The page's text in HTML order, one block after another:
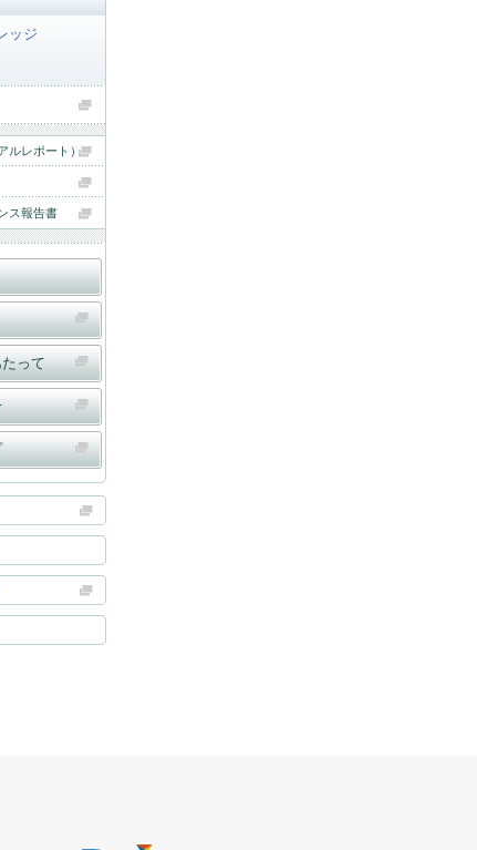
ッジ
ルレポート）
ス報告書
たって